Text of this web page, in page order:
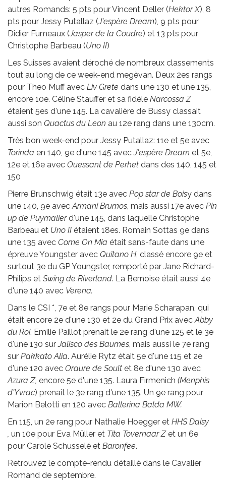
autres Romands: 5 pts pour Vincent Deller (Hektor X), 8
pts pour Jessy Putallaz (J'espère Dream), 9 pts pour
Didier Fumeaux (Jasper de la Coudre) et 13 pts pour
Christophe Barbeau (Uno II)
Les Suisses avaient déroché de nombreux classements
tout au long de ce week-end megèvan. Deux 2es rangs
pour Theo Muff avec Liv Grete dans une 130 et une 135,
encore 10e. Céline Stauffer et sa fidèle Narcossa Z
étaient 5es d'une 145. La cavalière de Bussy classait
aussi son Quactus du Leon au 12e rang dans une 130cm.
Très bon week-end pour Jessy Putallaz: 11e et 5e avec
Torinda en 140, 9e d'une 145 avecJ'espère Dream et 5e,
12e et 16e avec Ouessant de Perhet dans des 140, 145 et
150
Pierre Brunschwig était 13e avec Pop star de Boisy dans
une 140, 9e avecArmani Brumos, mais aussi 17e avec Pin
up de Puymalierd'une 145, dans laquelle Christophe
Barbeau et Uno II étaient 18es. Romain Sottas 9e dans
une 135 avec Come On Mia était sans-faute dans une
épreuve Youngster avec Quitano H, classé encore 9e et
surtout 3e du GP Youngster, remporté par Jane Richard-
Philips et Swing de Riverland. La Bernoise était aussi 4e
d'une 140 avec Verena.
Dans le CSI *, 7e et 8e rangs pour Marie Scharapan, qui
était encore 2e d'une 130 et 2e du Grand Prix avecAbby
du Roi. Emilie Paillot prenait le 2e rang d'une 125 et le 3e
d'une 130 surJalisco des Baumes, mais aussi le 7e rang
sur Pakkato Alia. Aurélie Rytz était 5e d'une 115 et 2e
d'une 120 avec Oraure de Soult et 8e d'une 130 avec
Azura Z, encore 5e d'une 135. Laura Firmenich (Menphis
d'Yvrac) prenait le 3e rang d'une 135. Un 9e rang pour
Marion Belotti en 120 avec Ballerina Balda MW.
En 115, un 2e rang pour Nathalie Hoegger et HHS Daisy
, un 10e pour Eva Müller et Tita Tovernaar Zet un 6e
pour Carole Schusselé et Baronfee.
Retrouvez le compte-rendu détaillé dans le Cavalier
Romand de septembre.